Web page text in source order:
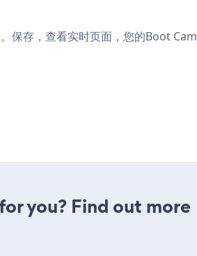
存，查看实时页面，您的Boot
you? Find out more